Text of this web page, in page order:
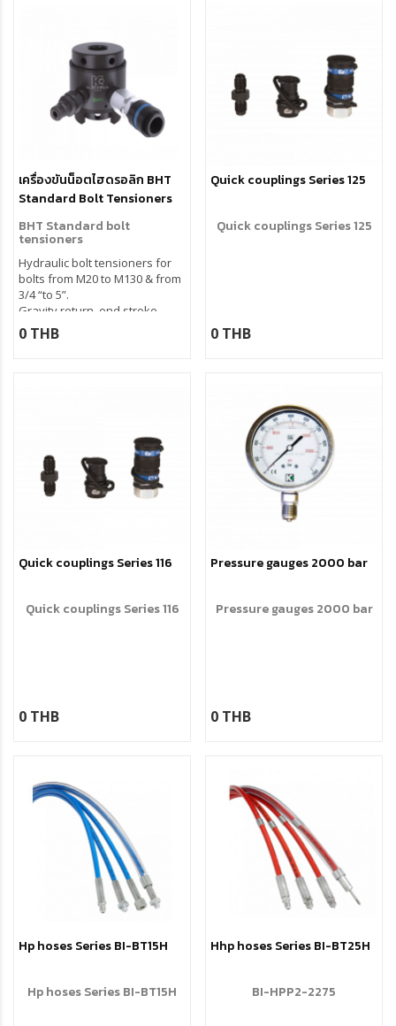
oversized nuts
เครื่องขันน็อตไฮดรอลิก BHT
Standard Bolt Tensioners
BHT Standard bolt
tensioners
Hydraulic bolt tensioners for
bolts from M20 to M130 & from
3/4 “to 5”.
Gravity return, end stroke
indicator, guided piston.
Maximum reliability and extra
0 THB
Quick couplings Series 125
Quick couplings Series 125
0 THB
Quick couplings Series 116
Quick couplings Series 116
0 THB
Pressure gauges 2000 bar
Pressure gauges 2000 bar
0 THB
Hp hoses Series BI-BT15H
Hp hoses Series BI-BT15H
Hhp hoses Series BI-BT25H
BI-HPP2-2275